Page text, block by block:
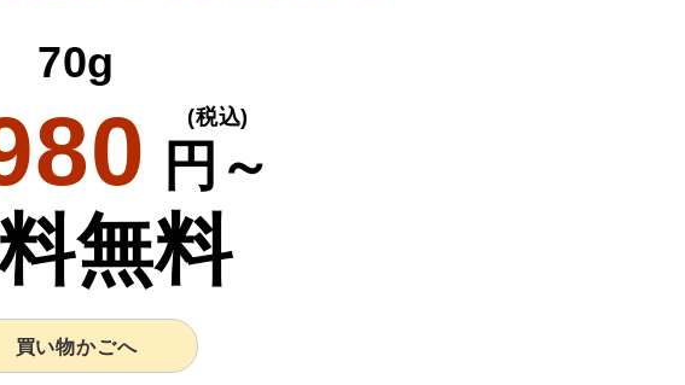
70g
円～
(税込)
無料
買い物かごへ